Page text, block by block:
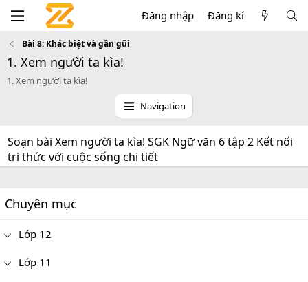
Đăng nhập Đăng kí
Bài 8: Khác biệt và gần gũi
1. Xem người ta kìa!
1. Xem người ta kìa!
Navigation
Soạn bài Xem người ta kìa! SGK Ngữ văn 6 tập 2 Kết nối
tri thức với cuộc sống chi tiết
Chuyên mục
Lớp 12
Lớp 11